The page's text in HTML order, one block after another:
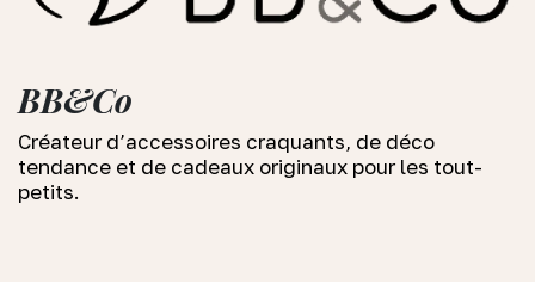
BB&Co
Créateur d’accessoires craquants, de déco
tendance et de cadeaux originaux pour les tout-
petits.